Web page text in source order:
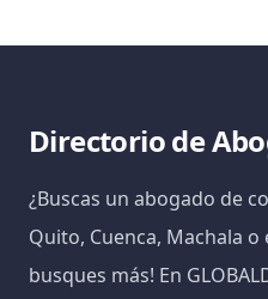
Directorio de
¿Buscas un abogado de
Quito, Cuenca, Machala o
busques más! En